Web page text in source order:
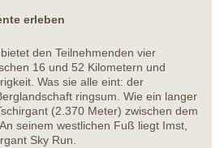
erleben
den Teilnehmenden vier
16 und 52 Kilometern und
Was sie alle eint: der
ringsum. Wie ein langer
(2.370 Meter) zwischen dem
seinem westlichen Fuß liegt Imst,
Sky Run.